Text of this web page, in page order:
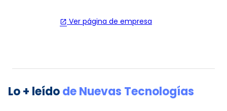
open_in_new Ver página de empresa
Lo + leídodeNuevas Tecnologías